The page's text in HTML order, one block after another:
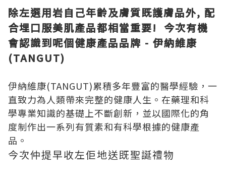
除左選用岩自己年齡及膚質既護膚品外, 配
合埋口服美肌產品都相當重要! 今次有機
會認識到呢個健康產品品牌 - 伊納維康
(TANGUT)
伊納維康(TANGUT)累積多年豐富的醫學經驗，一
直致力為人類帶來完整的健康人生。在藥理和科
學專業知識的基礎上不斷創新，並以國際化的角
度制作出一系列有質素和有科學根據的健康產
品。
今次仲提早收左佢地送既聖誕禮物